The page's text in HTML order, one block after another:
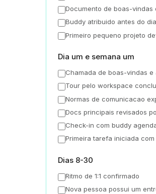
Documento de boas-vindas
Buddy atribuido antes do
Primeiro pequeno projeto
Dia um e semana um
Chamada de boas-vindas
Tour pelo workspace
Normas de comunicacao
Docs principais revisados
Check-in com buddy
Primeira tarefa iniciada
Dias 8-30
Ritmo de 1:1 confirmado
Nova pessoa possui um